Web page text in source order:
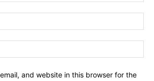
and website in this browser for the